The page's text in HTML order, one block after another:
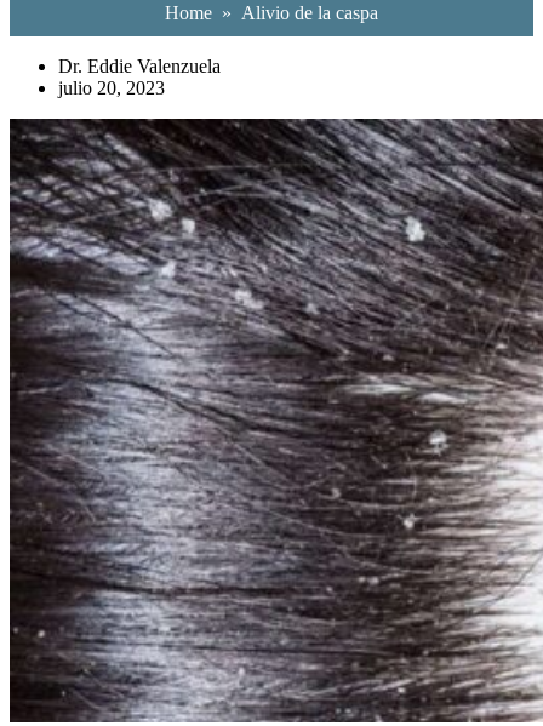
Home » Alivio de la caspa
Dr. Eddie Valenzuela
julio 20, 2023